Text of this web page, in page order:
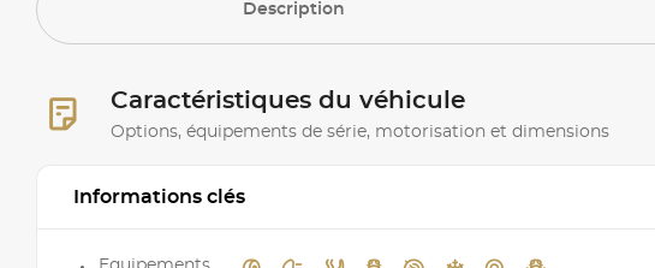
Description
Caractéristiques du véhicule
Options, équipements de série, motorisation et dimensions
Informations clés